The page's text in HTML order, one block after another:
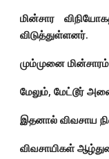
மின்சார
விடுத்துள்ளனர்.
மும்முனை
மேலும், மேட்டூர்
இதனால் விவசாய
விவசாயிகள்